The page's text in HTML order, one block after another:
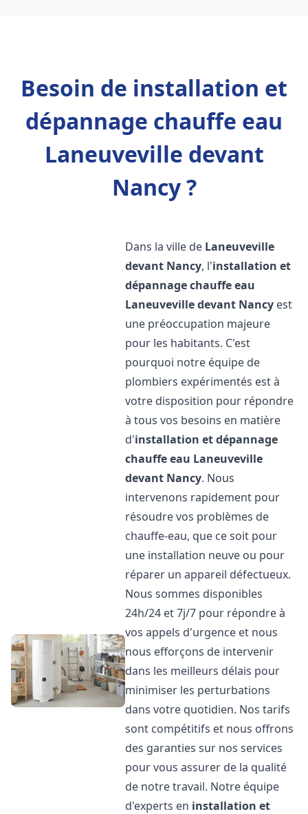
Besoin de installation et
dépannage chauffe eau
Laneuveville devant
Nancy ?
Dans la ville de Laneuveville
devant Nancy, l'installation et
dépannage chauffe eau
Laneuveville devant Nancy est
une préoccupation majeure
pour les habitants. C'est
pourquoi notre équipe de
plombiers expérimentés est à
votre disposition pour répondre
à tous vos besoins en matière
d'installation et dépannage
chauffe eau Laneuveville
devant Nancy. Nous
intervenons rapidement pour
résoudre vos problèmes de
chauffe-eau, que ce soit pour
une installation neuve ou pour
réparer un appareil défectueux.
Nous sommes disponibles
24h/24 et 7j/7 pour répondre à
vos appels d'urgence et nous
nous efforçons de intervenir
dans les meilleurs délais pour
minimiser les perturbations
dans votre quotidien. Nos tarifs
sont compétitifs et nous offrons
des garanties sur nos services
pour vous assurer de la qualité
de notre travail. Notre équipe
d'experts en installation et